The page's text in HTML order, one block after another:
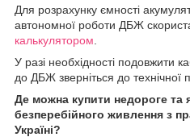
Для розрахунку ємності
автономної роботи ДБЖ
калькулятором
У разі необхідності подовжити
до ДБЖ зверніться до технічної
Де можна купити недороге та
безперебійного живлення з
Україні?